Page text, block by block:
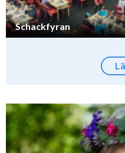
Schackfyran